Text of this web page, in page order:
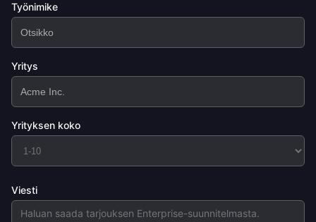
Työnimike
Yritys
Yrityksen koko
Viesti